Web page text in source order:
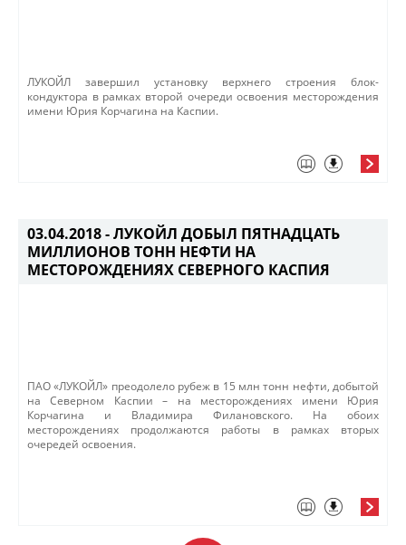
ЛУКОЙЛ завершил установку верхнего строения блок-
кондуктора в рамках второй очереди освоения месторождения
имени Юрия Корчагина на Каспии.
03.04.2018 -ЛУКОЙЛ ДОБЫЛ ПЯТНАДЦАТЬ
МИЛЛИОНОВ ТОНН НЕФТИ НА
МЕСТОРОЖДЕНИЯХ СЕВЕРНОГО КАСПИЯ
​ПАО «ЛУКОЙЛ» преодолело рубеж в 15 млн тонн нефти, добытой
на Северном Каспии – на месторождениях имени Юрия
Корчагина и Владимира Филановского. На обоих
месторождениях продолжаются работы в рамках вторых
очередей освоения.​